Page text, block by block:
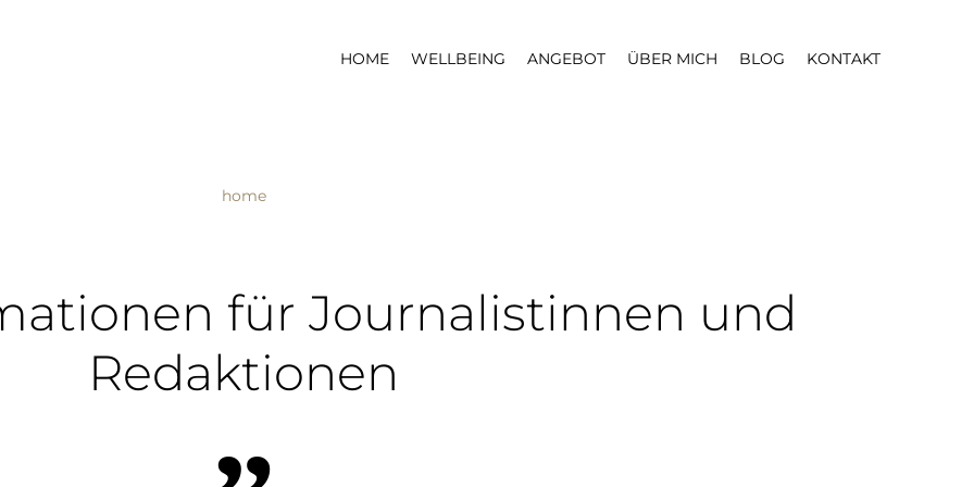
HOME WELLBEING ANGEBOT ÜBER MICH BLOG KONTAKT
home
für Journalistinnen und
Redaktionen